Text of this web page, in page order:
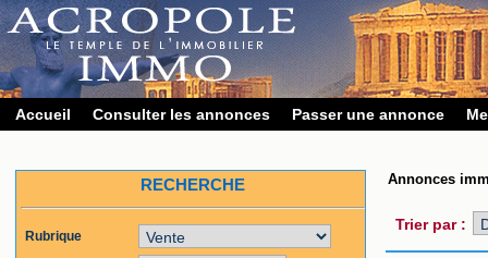
Accueil Consulter les annonces Passer une annonce
RECHERCHE
Rubrique
Annonces
Trier par :